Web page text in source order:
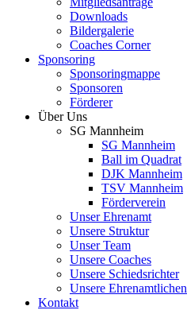
Downloads
Bildergalerie
Coaches Corner
Sponsoring
Sponsoringmappe
Sponsoren
Förderer
Über Uns
SG Mannheim
SG Mannheim
Ball im Quadrat
DJK Mannheim
TSV Mannheim
Förderverein
Unser Ehrenamt
Unsere Struktur
Unser Team
Unsere Coaches
Unsere Schiedsrichter
Unsere Ehrenamtlichen
Kontakt